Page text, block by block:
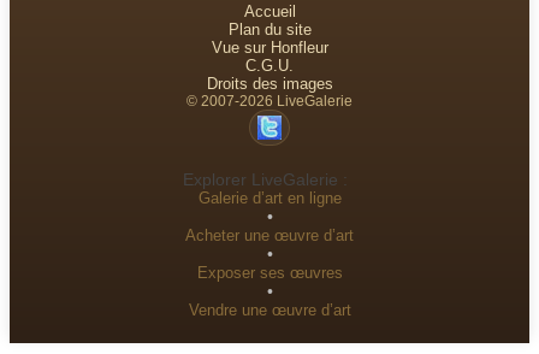
Accueil
Plan du site
Vue sur Honfleur
C.G.U.
Droits des images
© 2007-2026 LiveGalerie
Explorer LiveGalerie :
Galerie d’art en ligne
•
Acheter une œuvre d’art
•
Exposer ses œuvres
•
Vendre une œuvre d’art